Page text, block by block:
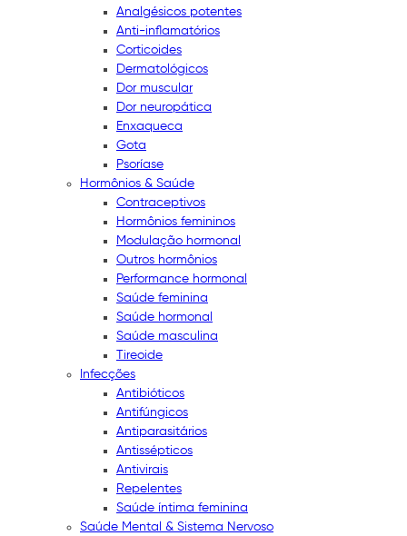
Analgésicos potentes
Anti-inflamatórios
Corticoides
Dermatológicos
Dor muscular
Dor neuropática
Enxaqueca
Gota
Psoríase
Hormônios & Saúde
Contraceptivos
Hormônios femininos
Modulação hormonal
Outros hormônios
Performance hormonal
Saúde feminina
Saúde hormonal
Saúde masculina
Tireoide
Infecções
Antibióticos
Antifúngicos
Antiparasitários
Antissépticos
Antivirais
Repelentes
Saúde íntima feminina
Saúde Mental & Sistema Nervoso